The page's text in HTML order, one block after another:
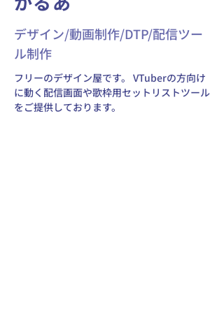
デザイン/動画制作/DTP/配信ツー
ル制作
フリーのデザイン屋です。 VTuberの方向け
に動く配信画面や歌枠用セットリストツール
をご提供しております。